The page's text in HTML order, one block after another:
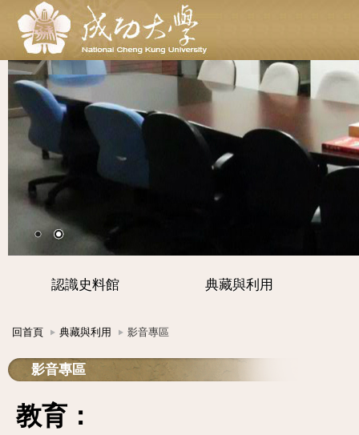
認識史料館 典藏與利用
回首頁 典藏與利用 影音專區
影音專區
教育：